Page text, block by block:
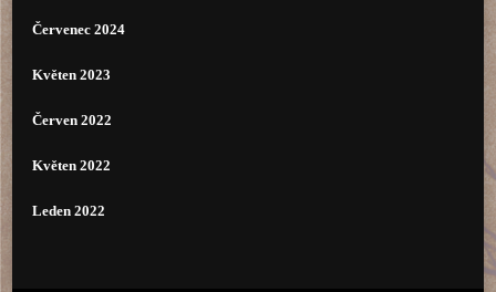
Červenec 2024
Květen 2023
Červen 2022
Květen 2022
Leden 2022